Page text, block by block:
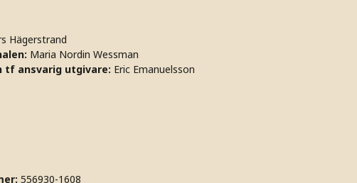
Hägerstrand
Maria Nordin Wessman
tf ansvarig utgivare: Eric Emanuelsson
556930-1608